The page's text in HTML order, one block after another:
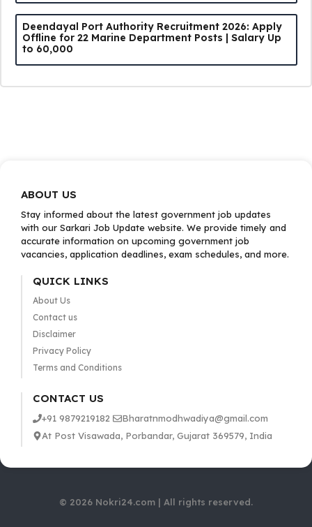
Deendayal Port Authority Recruitment 2026: Apply
Offline for 22 Marine Department Posts | Salary Up
to ₹60,000
ABOUT US
Stay informed about the latest government job updates
with our Sarkari Job Update website. We provide timely and
accurate information on upcoming government job
vacancies, application deadlines, exam schedules, and more.
QUICK LINKS
About Us
Contact us
Disclaimer
Privacy Policy
Terms and Conditions
CONTACT US
+91 9879219182
Bharatnmodhwadiya@gmail.com
At Post Visawada, Porbandar, Gujarat 369579, India
© 2026 Nokri24.com | All rights reserved.